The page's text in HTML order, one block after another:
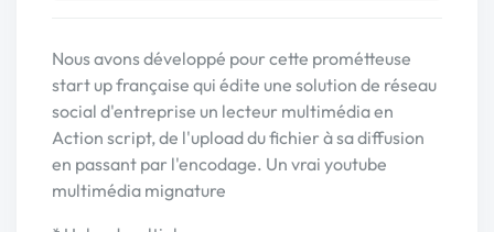
Nous avons développé pour cette prométteuse
start up française qui édite une solution de réseau
social d'entreprise un lecteur multimédia en
Action script, de l'upload du fichier à sa diffusion
en passant par l'encodage. Un vrai youtube
multimédia mignature